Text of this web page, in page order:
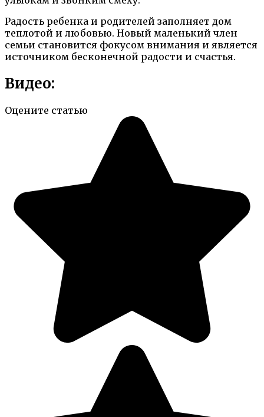
Радость ребенка и родителей заполняет дом
теплотой и любовью. Новый маленький член
семьи становится фокусом внимания и является
источником бесконечной радости и счастья.
Видео:
Оцените статью